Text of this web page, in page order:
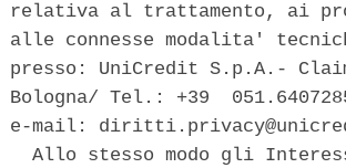
relativa al trattamento, ai
alle connesse modalita'
presso: UniCredit S.p.A.-
Bologna/ Tel.: +39
e-mail:
Allo stesso modo gli